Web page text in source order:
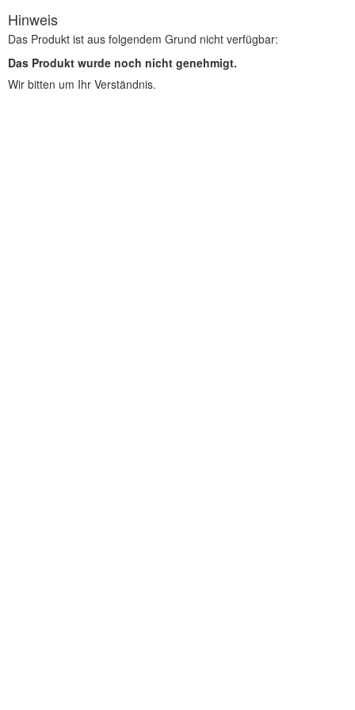
Hinweis
Das Produkt ist aus folgendem Grund nicht verfügbar:
Das Produkt wurde noch nicht genehmigt.
Wir bitten um Ihr Verständnis.